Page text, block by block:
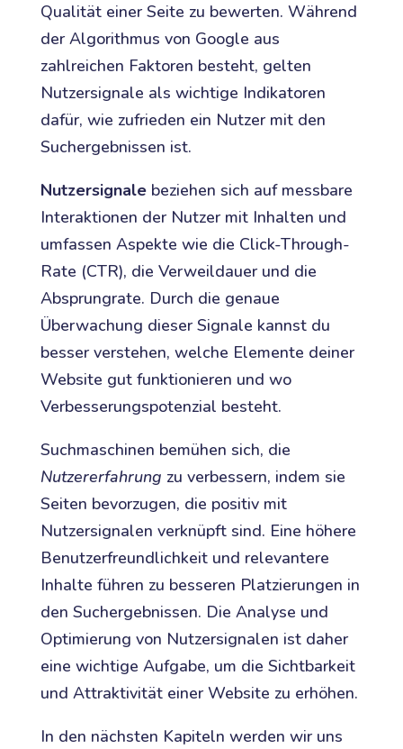
Qualität einer Seite zu bewerten. Während
der Algorithmus von Google aus
zahlreichen Faktoren besteht, gelten
Nutzersignale als wichtige Indikatoren
dafür, wie zufrieden ein Nutzer mit den
Suchergebnissen ist.
Nutzersignalebeziehen sich auf messbare
Interaktionen der Nutzer mit Inhalten und
umfassen Aspekte wie die Click-Through-
Rate (CTR), die Verweildauer und die
Absprungrate. Durch die genaue
Überwachung dieser Signale kannst du
besser verstehen, welche Elemente deiner
Website gut funktionieren und wo
Verbesserungspotenzial besteht.
Suchmaschinen bemühen sich, die
Nutzererfahrung zu verbessern, indem sie
Seiten bevorzugen, die positiv mit
Nutzersignalen verknüpft sind. Eine höhere
Benutzerfreundlichkeit und relevantere
Inhalte führen zu besseren Platzierungen in
den Suchergebnissen. Die Analyse und
Optimierung von Nutzersignalen ist daher
eine wichtige Aufgabe, um die Sichtbarkeit
und Attraktivität einer Website zu erhöhen.
In den nächsten Kapiteln werden wir uns